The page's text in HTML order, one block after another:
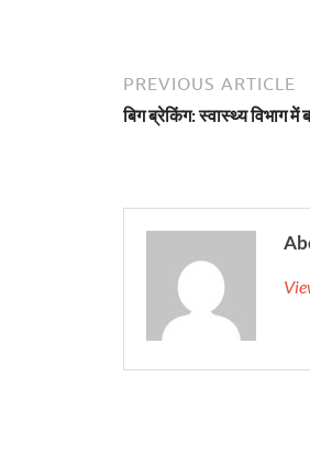
PREVIOUS ARTICLE
बिग ब्रेकिंग: स्वास्थ्य विभाग